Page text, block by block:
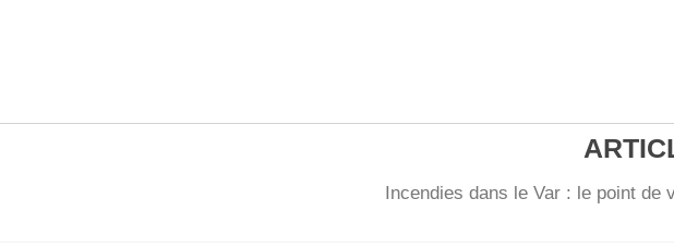
Incendies dans le Var : le point de